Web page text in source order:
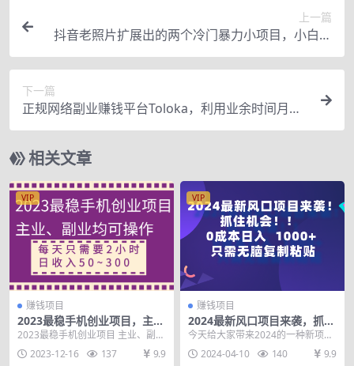
上一篇
抖音老照片扩展出的两个冷门暴力小项目，小白照
抄也能日撸500+
下一篇
正规网络副业赚钱平台Toloka，利用业余时间月赚
150美元
相关文章
VIP
赚钱项目
2023最稳手机创业项目，主
业、副业均可操作，每天只需
2小时，日收入50~300+
2023最稳手机创业项目 主业、副业
均可操作 每天只需2小时，无实际
限制，随时可...
2023-12-16 137 9.9
VIP
赚钱项目
2024最新风口项目来袭，抓住
机会，0成本一部手机日入100
0+，只需无脑复…
今天给大家带来2024的一种新项
目，通过以前的老项目升级过来
的，只需复制粘贴，每...
2024-04-10 140 9.9